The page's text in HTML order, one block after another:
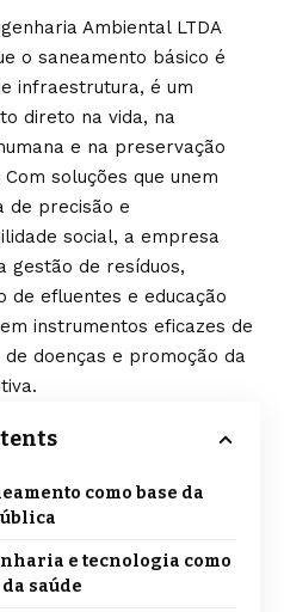
Ambiental LTDA
o saneamento básico é
infraestrutura, é um
direto na vida, na
e na preservação
soluções que unem
de precisão e
social, a empresa
gestão de resíduos,
de efluentes e educação
instrumentos eficazes de
de doenças e promoção da
como base da
e tecnologia como
saúde